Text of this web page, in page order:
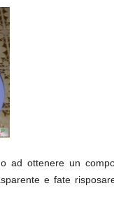
ad ottenere un
e fate